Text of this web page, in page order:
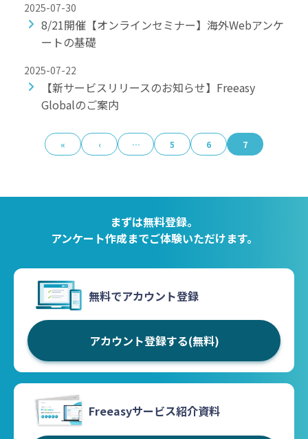
安心して使え
る理由
回答品質
セキュリ
報発信
セミナー
情報
問
い
わ
せ
2025-07-30
8/21開催【オンラインセミナー】海外Webアンケ
ートの基礎
2025-07-22
【新サービスリリースのお知らせ】Freeasy
Globalのご案内
« ‹ … 5 6 7
まずは無料登録。
アンケート作成までご体験いただけます。
無料でアカウント登録
アカウント登録する(無料)
Freeasyサービス紹介資料